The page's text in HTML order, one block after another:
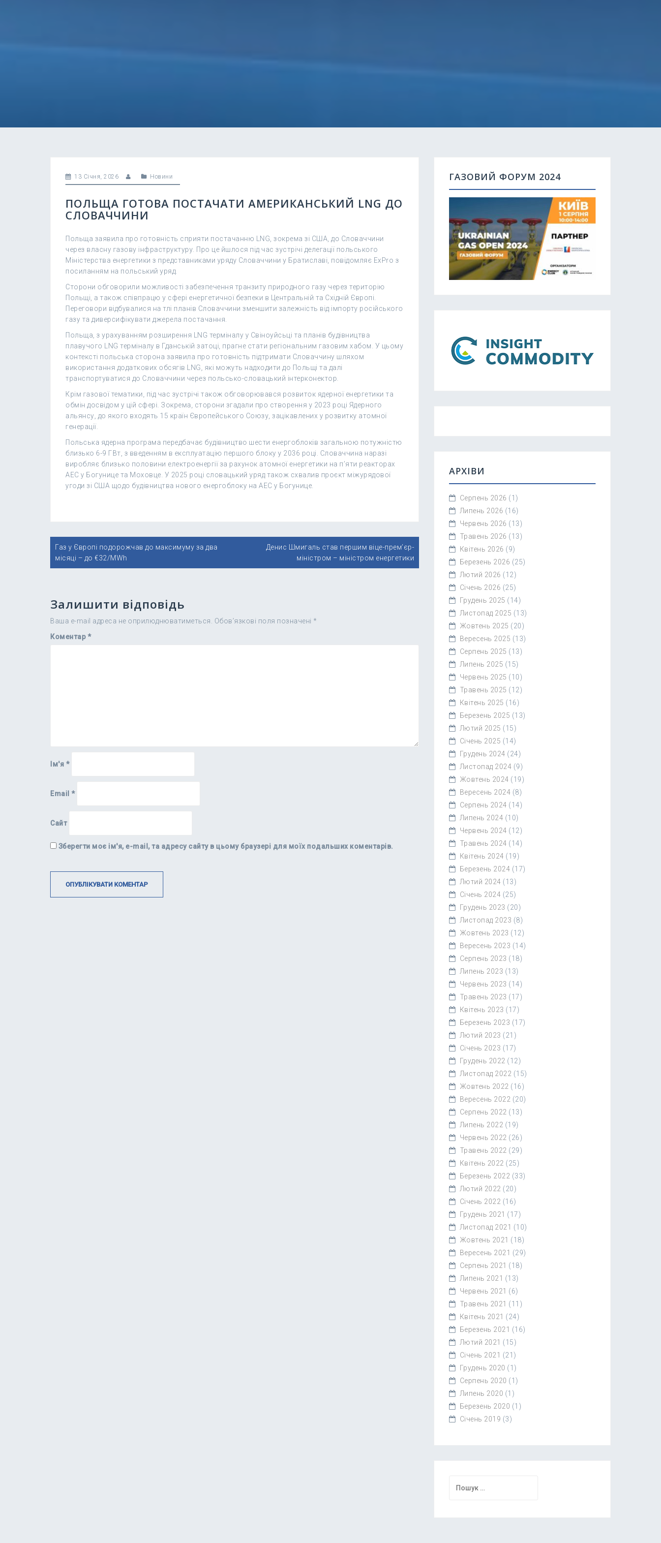
13 Січня, 2026 Новини
ПОЛЬЩА ГОТОВА ПОСТАЧАТИ АМЕРИКАНСЬКИЙ LNG ДО
СЛОВАЧЧИНИ
Польща заявила про готовність сприяти постачанню LNG, зокрема зі США, до Словаччини
через власну газову інфраструктуру. Про це йшлося під час зустрічі делегації польського
Міністерства енергетики з представниками уряду Словаччини у Братиславі, повідомляє ExPro з
посиланням на польський уряд.
Сторони обговорили можливості забезпечення транзиту природного газу через територію
Польщі, а також співпрацю у сфері енергетичної безпеки в Центральній та Східній Європі.
Переговори відбувалися на тлі планів Словаччини зменшити залежність від імпорту російського
газу та диверсифікувати джерела постачання.
Польща, з урахуванням розширення LNG терміналу у Свіноуйсьці та планів будівництва
плавучого LNG терміналу в Гданській затоці, прагне стати регіональним газовим хабом. У цьому
контексті польська сторона заявила про готовність підтримати Словаччину шляхом
використання додаткових обсягів LNG, які можуть надходити до Польщі та далі
транспортуватися до Словаччини через польсько-словацький інтерконектор.
Крім газової тематики, під час зустрічі також обговорювався розвиток ядерної енергетики та
обмін досвідом у цій сфері. Зокрема, сторони згадали про створення у 2023 році Ядерного
альянсу, до якого входять 15 країн Європейського Союзу, зацікавлених у розвитку атомної
генерації.
Польська ядерна програма передбачає будівництво шести енергоблоків загальною потужністю
близько 6-9 ГВт, з введенням в експлуатацію першого блоку у 2036 році. Словаччина наразі
виробляє близько половини електроенергії за рахунок атомної енергетики на п’яти реакторах
АЕС у Богунице та Моховце. У 2025 році словацький уряд також схвалив проєкт міжурядової
угоди зі США щодо будівництва нового енергоблоку на АЕС у Богунице.
Навігація
записів
Газ у Європі подорожчав до максимуму за два
місяці – до €32/MWh
Денис Шмигаль став першим віце-прем’єр-
міністром – міністром енергетики
Залишити відповідь
Ваша e-mail адреса не оприлюднюватиметься. Обов’язкові поля позначені *
Коментар *
Ім'я *
Email *
Сайт
Зберегти моє ім'я, e-mail, та адресу сайту в цьому браузері для моїх подальших коментарів.
ГАЗОВИЙ ФОРУМ 2024
АРХІВИ
Серпень 2026 (1)
Липень 2026 (16)
Червень 2026 (13)
Травень 2026 (13)
Квітень 2026 (9)
Березень 2026 (25)
Лютий 2026 (12)
Січень 2026 (25)
Грудень 2025 (14)
Листопад 2025 (13)
Жовтень 2025 (20)
Вересень 2025 (13)
Серпень 2025 (13)
Липень 2025 (15)
Червень 2025 (10)
Травень 2025 (12)
Квітень 2025 (16)
Березень 2025 (13)
Лютий 2025 (15)
Січень 2025 (14)
Грудень 2024 (24)
Листопад 2024 (9)
Жовтень 2024 (19)
Вересень 2024 (8)
Серпень 2024 (14)
Липень 2024 (10)
Червень 2024 (12)
Травень 2024 (14)
Квітень 2024 (19)
Березень 2024 (17)
Лютий 2024 (13)
Січень 2024 (25)
Грудень 2023 (20)
Листопад 2023 (8)
Жовтень 2023 (12)
Вересень 2023 (14)
Серпень 2023 (18)
Липень 2023 (13)
Червень 2023 (14)
Травень 2023 (17)
Квітень 2023 (17)
Березень 2023 (17)
Лютий 2023 (21)
Січень 2023 (17)
Грудень 2022 (12)
Листопад 2022 (15)
Жовтень 2022 (16)
Вересень 2022 (20)
Серпень 2022 (13)
Липень 2022 (19)
Червень 2022 (26)
Травень 2022 (29)
Квітень 2022 (25)
Березень 2022 (33)
Лютий 2022 (20)
Січень 2022 (16)
Грудень 2021 (17)
Листопад 2021 (10)
Жовтень 2021 (18)
Вересень 2021 (29)
Серпень 2021 (18)
Липень 2021 (13)
Червень 2021 (6)
Травень 2021 (11)
Квітень 2021 (24)
Березень 2021 (16)
Лютий 2021 (15)
Січень 2021 (21)
Грудень 2020 (1)
Серпень 2020 (1)
Липень 2020 (1)
Березень 2020 (1)
Січень 2019 (3)